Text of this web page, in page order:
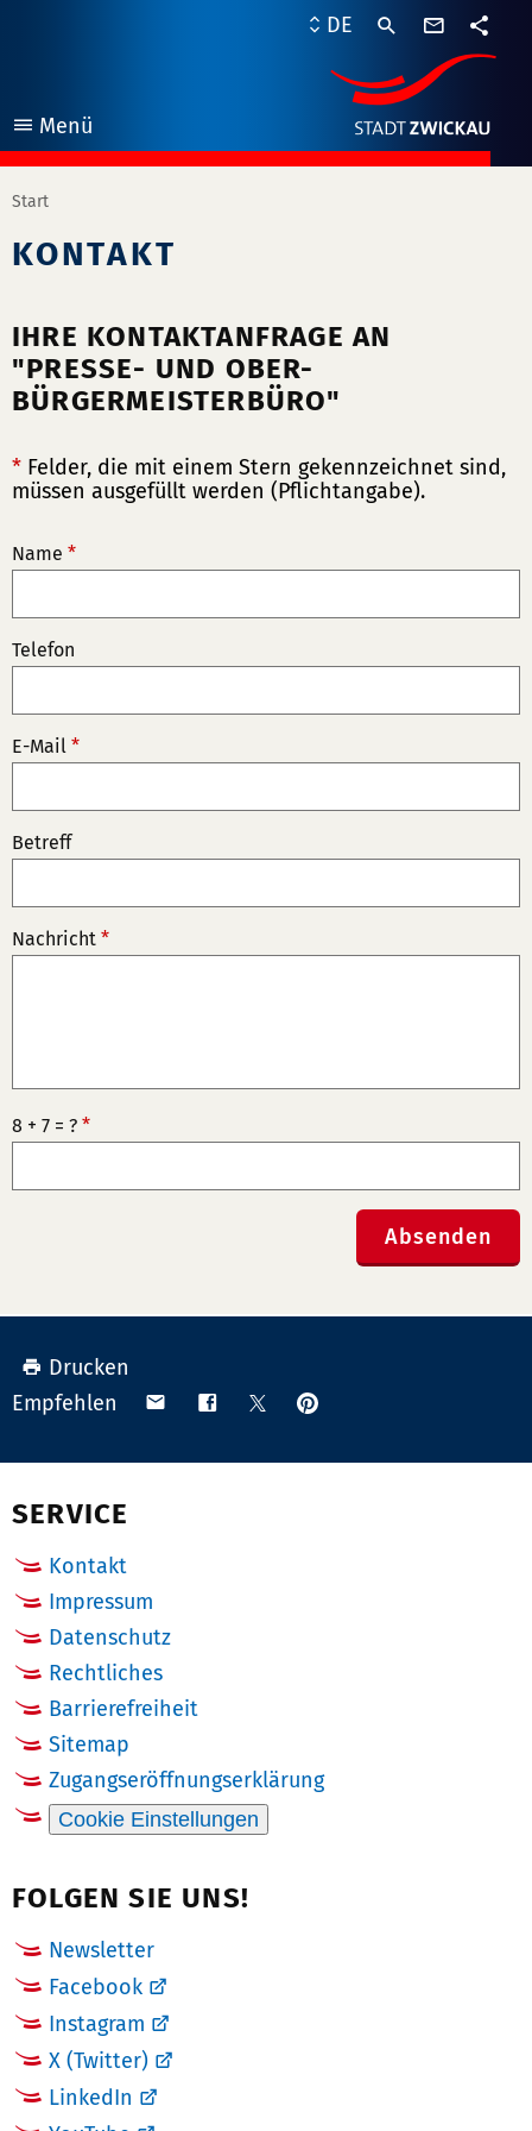
Menü
öffnen
DE
Start
KONTAKT
IHRE KONTAKTANFRAGE AN
"PRESSE- UND OBER-
BÜRGERMEISTERBÜRO"
* Felder, die mit einem Stern gekennzeichnet sind,
müssen ausgefüllt werden (Pflichtangabe).
Name *
Telefon
E-Mail *
Betreff
Nachricht *
8 + 7 = ? *
Absenden
Drucken
Empfehlen
Teilen Teilen TeilenAnpinnen
SERVICE
Kontakt
Impressum
Datenschutz
Rechtliches
Barrierefreiheit
Sitemap
Zugangseröffnungserklärung
Cookie Einstellungen
FOLGEN SIE UNS!
Newsletter
Facebook
Instagram
X (Twitter)
LinkedIn